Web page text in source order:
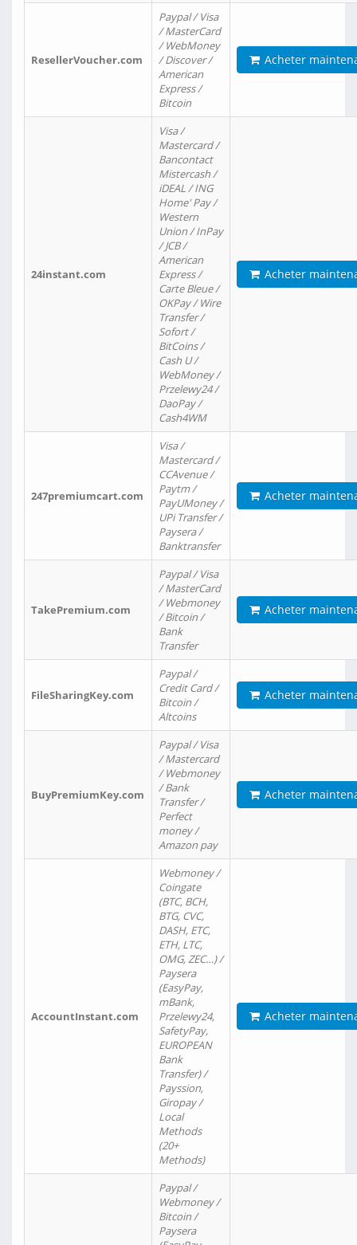
ResellerVoucher.com
Paypal / Visa
/ MasterCard
/ WebMoney
/ Discover /
American
Express /
Bitcoin
Acheter
24instant.com
Visa /
Mastercard /
Bancontact
Mistercash /
iDEAL / ING
Home' Pay /
Western
Union / InPay
/ JCB /
American
Express /
Carte Bleue /
OKPay / Wire
Transfer /
Sofort /
BitCoins /
Cash U /
WebMoney /
Przelewy24 /
DaoPay /
Cash4WM
Acheter
247premiumcart.com
Visa /
Mastercard /
CCAvenue /
Paytm /
PayUMoney /
UPi Transfer /
Paysera /
Banktransfer
Acheter
TakePremium.com
Paypal / Visa
/ MasterCard
/ Webmoney
/ Bitcoin /
Bank
Transfer
Acheter
FileSharingKey.com
Paypal /
Credit Card /
Bitcoin /
Altcoins
Acheter
BuyPremiumKey.com
Paypal / Visa
/ Mastercard
/ Webmoney
/ Bank
Transfer /
Perfect
money /
Amazon pay
Acheter
AccountInstant.com
Webmoney /
Coingate
(BTC, BCH,
BTG, CVC,
DASH, ETC,
ETH, LTC,
OMG, ZEC…) /
Paysera
(EasyPay,
mBank,
Przelewy24,
SafetyPay,
EUROPEAN
Bank
Transfer) /
Payssion,
Giropay /
Local
Methods
(20+
Methods)
Acheter
Paypal /
Webmoney /
Bitcoin /
Paysera